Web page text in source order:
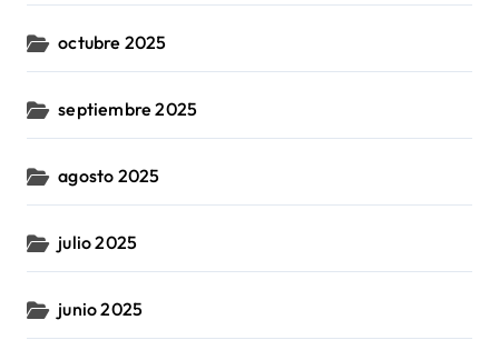
octubre 2025
septiembre 2025
agosto 2025
julio 2025
junio 2025